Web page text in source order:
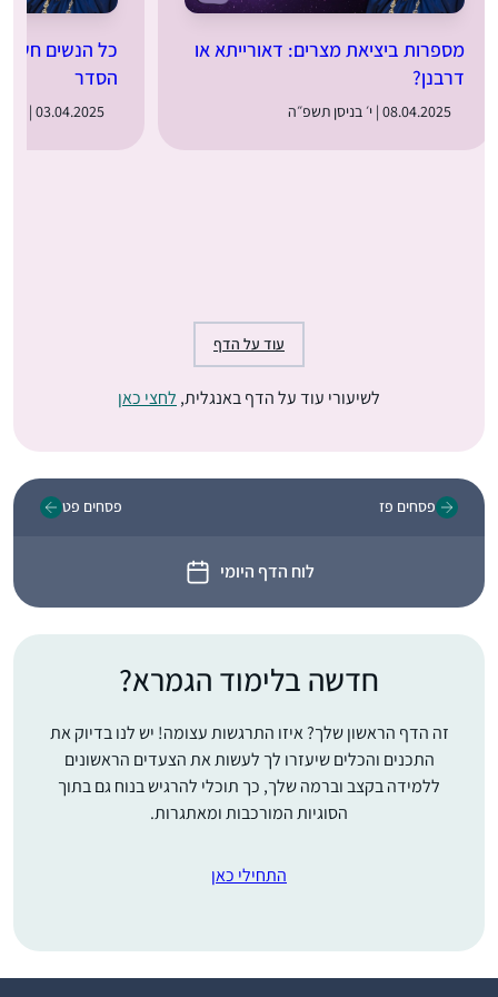
מספרות ביציאת מצרים: דאורייתא או
דרבנן?
08.04.2025 | י׳ בניסן תשפ״ה
כל הנשים
הסדר
03.04.2025 | ה׳ בניסן תשפ״ה
עוד על הדף
לשיעורי עוד על הדף באנגלית, לחצי כאן
פסחים פז
לוח הדף היומי
פסחים פט
חדשה בלימוד הגמרא?
זה הדף הראשון שלך? איזו התרגשות עצומה! יש לנו בדיוק את
התכנים והכלים שיעזרו לך לעשות את הצעדים הראשונים
ללמידה בקצב וברמה שלך, כך תוכלי להרגיש בנוח גם בתוך
הסוגיות המורכבות ומאתגרות.
התחילי כאן